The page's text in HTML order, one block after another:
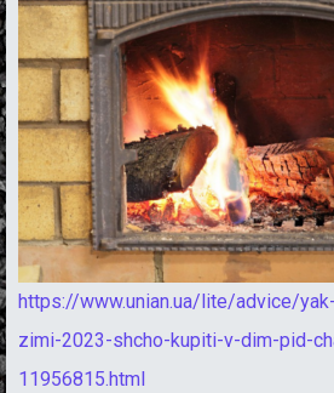
https://www.unian.ua/lite/advice/
zimi-2023-shcho-kupiti-v-dim-pid-
11956815.html